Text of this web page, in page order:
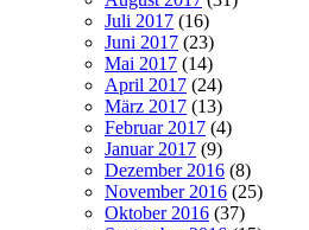
Juli 2017 (16)
Juni 2017 (23)
Mai 2017 (14)
April 2017 (24)
März 2017 (13)
Februar 2017 (4)
Januar 2017 (9)
Dezember 2016 (8)
November 2016 (25)
Oktober 2016 (37)